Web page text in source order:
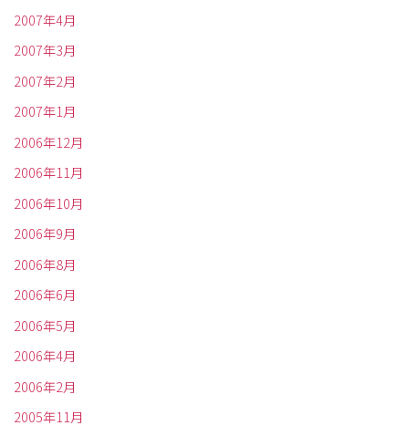
2007年4月
2007年3月
2007年2月
2007年1月
2006年12月
2006年11月
2006年10月
2006年9月
2006年8月
2006年6月
2006年5月
2006年4月
2006年2月
2005年11月